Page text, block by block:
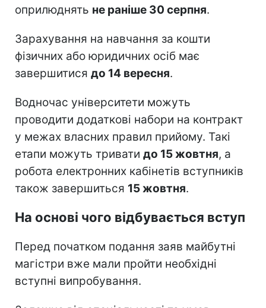
оприлюднять не раніше 30 серпня.
Зарахування на навчання за кошти
фізичних або юридичних осіб має
завершитися до 14 вересня.
Водночас університети можуть
проводити додаткові набори на контракт
у межах власних правил прийому. Такі
етапи можуть тривати до 15 жовтня, а
робота електронних кабінетів вступників
також завершиться 15 жовтня.
На основі чого відбувається вступ
Перед початком подання заяв майбутні
магістри вже мали пройти необхідні
вступні випробування.